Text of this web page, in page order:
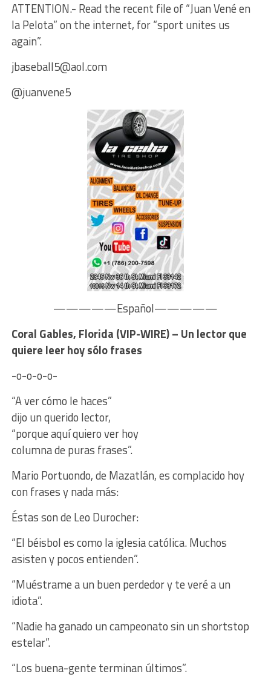
ATTENTION.- Read the recent file of “Juan Vené en
la Pelota” on the internet, for “sport unites us
again”.
jbaseball5@aol.com
@juanvene5
—————Español—————
Coral Gables, Florida (VIP-WIRE) – Un lector que
quiere leer hoy sólo frases
-o-o-o-o-
“A ver cómo le haces”
dijo un querido lector,
“porque aquí quiero ver hoy
columna de puras frases”.
Mario Portuondo, de Mazatlán, es complacido hoy
con frases y nada más:
Éstas son de Leo Durocher:
“El béisbol es como la iglesia católica. Muchos
asisten y pocos entienden”.
“Muéstrame a un buen perdedor y te veré a un
idiota”.
“Nadie ha ganado un campeonato sin un shortstop
estelar”.
“Los buena-gente terminan últimos”.